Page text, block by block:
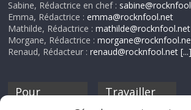
Sabine, Rédactrice en chef :
Emma, Rédactrice :emma@rocknfool.net
Mathilde, Rédactrice :mathilde@rocknfool.net
Morgane, Rédactrice :
Renaud, Rédacteur :renaud@rocknfool.net [...]
Pour
Travailler